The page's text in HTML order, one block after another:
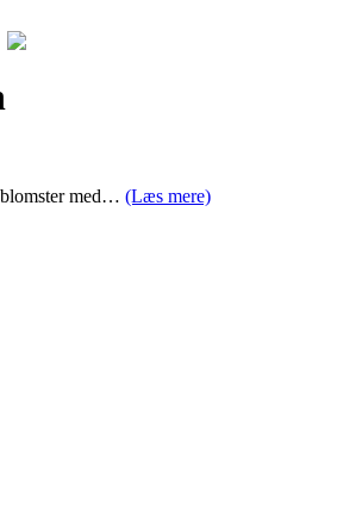
med… (Læs mere)